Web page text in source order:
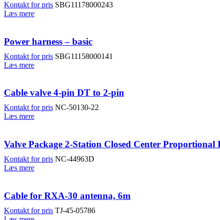
Kontakt for pris SBG11178000243
Læs mere
Power harness – basic
Kontakt for pris SBG11158000141
Læs mere
Cable valve 4-pin DT to 2-pin
Kontakt for pris NC-50130-22
Læs mere
Valve Package 2-Station Closed Center Proportional
Kontakt for pris NC-44963D
Læs mere
Cable for RXA-30 antenna, 6m
Kontakt for pris TJ-45-05786